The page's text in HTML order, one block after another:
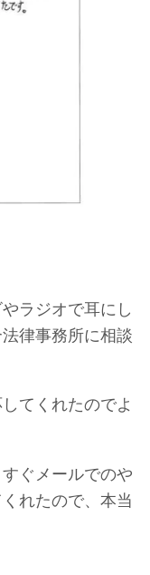
ラジオで耳にし
律事務所に相談
てくれたのでよ
ぐメールでのや
れたので、本当